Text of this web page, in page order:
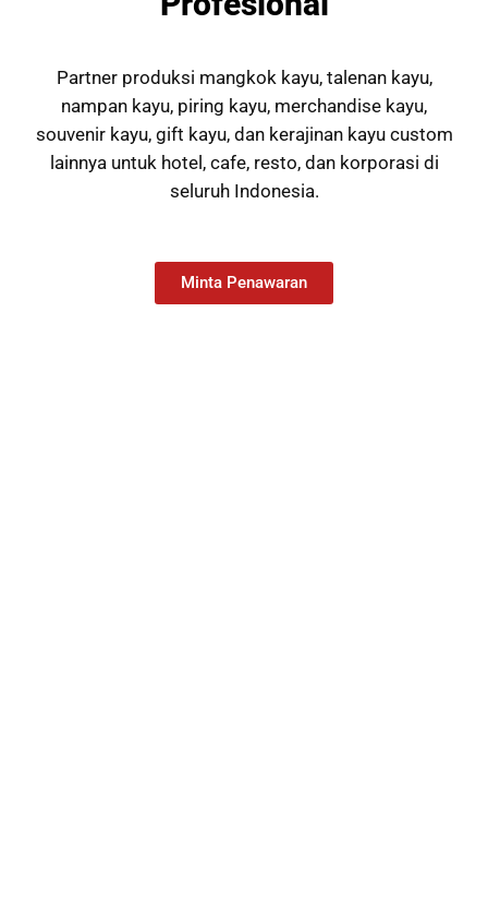
Partner produksi mangkok kayu, talenan kayu,
nampan kayu, piring kayu, merchandise kayu,
souvenir kayu, gift kayu, dan kerajinan kayu custom
lainnya untuk hotel, cafe, resto, dan korporasi di
seluruh Indonesia.
Minta Penawaran